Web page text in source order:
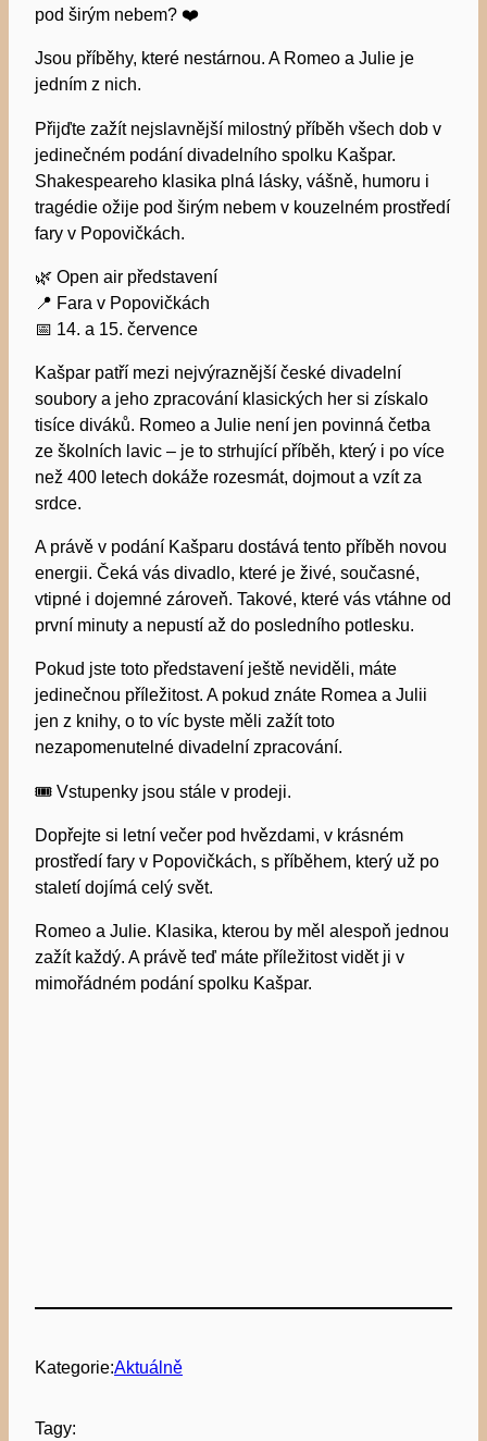
pod širým nebem? ❤️
Jsou příběhy, které nestárnou. A Romeo a Julie je
jedním z nich.
Přijďte zažít nejslavnější milostný příběh všech dob v
jedinečném podání divadelního spolku Kašpar.
Shakespeareho klasika plná lásky, vášně, humoru i
tragédie ožije pod širým nebem v kouzelném prostředí
fary v Popovičkách.
🌿 Open air představení
📍 Fara v Popovičkách
📅 14. a 15. července
Kašpar patří mezi nejvýraznější české divadelní
soubory a jeho zpracování klasických her si získalo
tisíce diváků. Romeo a Julie není jen povinná četba
ze školních lavic – je to strhující příběh, který i po více
než 400 letech dokáže rozesmát, dojmout a vzít za
srdce.
A právě v podání Kašparu dostává tento příběh novou
energii. Čeká vás divadlo, které je živé, současné,
vtipné i dojemné zároveň. Takové, které vás vtáhne od
první minuty a nepustí až do posledního potlesku.
Pokud jste toto představení ještě neviděli, máte
jedinečnou příležitost. A pokud znáte Romea a Julii
jen z knihy, o to víc byste měli zažít toto
nezapomenutelné divadelní zpracování.
🎟 Vstupenky jsou stále v prodeji.
Dopřejte si letní večer pod hvězdami, v krásném
prostředí fary v Popovičkách, s příběhem, který už po
staletí dojímá celý svět.
Romeo a Julie. Klasika, kterou by měl alespoň jednou
zažít každý. A právě teď máte příležitost vidět ji v
mimořádném podání spolku Kašpar.
Kategorie:Aktuálně
Tagy: